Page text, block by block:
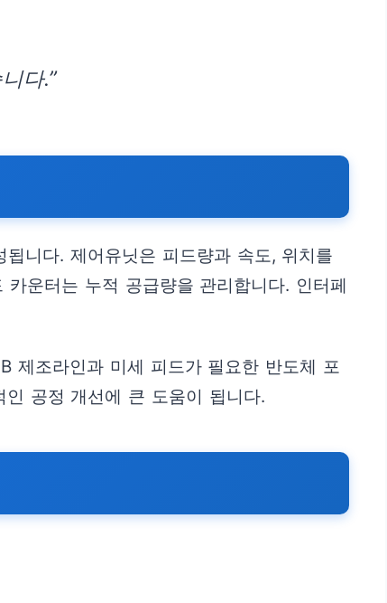
다.”
니다. 제어유닛은 피드량과 속도, 위치를
운터는 누적 공급량을 관리합니다. 인터페
제조라인과 미세 피드가 필요한 반도체 포
공정 개선에 큰 도움이 됩니다.